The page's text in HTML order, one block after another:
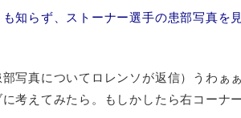
知らず、ストーナー選手の患部写真を
写真についてロレンソが返信）うわぁ
考えてみたら。もしかしたら右コーナ